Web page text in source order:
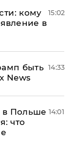
кому
в
15:02
быть
News
14:33
в Польше
что
14:01